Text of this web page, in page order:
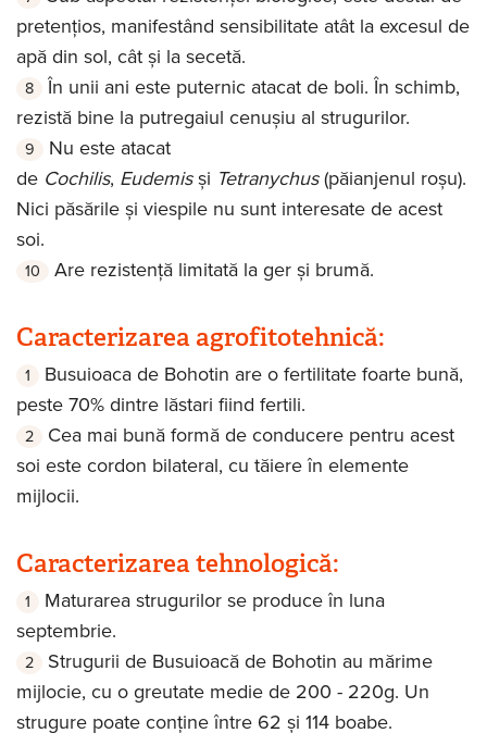
pretențios, manifestând sensibilitate atât la excesul de
apă din sol, cât și la secetă.
În unii ani este puternic atacat de boli. În schimb,
rezistă bine la putregaiul cenușiu al strugurilor.
Nu este atacat
de Cochilis, Eudemisși Tetranychus(păianjenul roșu).
Nici păsările și viespile nu sunt interesate de acest
soi.
Are rezistență limitată la ger și brumă.
Caracterizarea agrofitotehnică:
Busuioaca de Bohotin are o fertilitate foarte bună,
peste 70% dintre lăstari fiind fertili.
Cea mai bună formă de conducere pentru acest
soi este cordon bilateral, cu tăiere în elemente
mijlocii.
Caracterizarea tehnologică:
Maturarea strugurilor se produce în luna
septembrie.
Strugurii de Busuioacă de Bohotin au mărime
mijlocie, cu o greutate medie de 200 - 220g. Un
strugure poate conține între 62 și 114 boabe.